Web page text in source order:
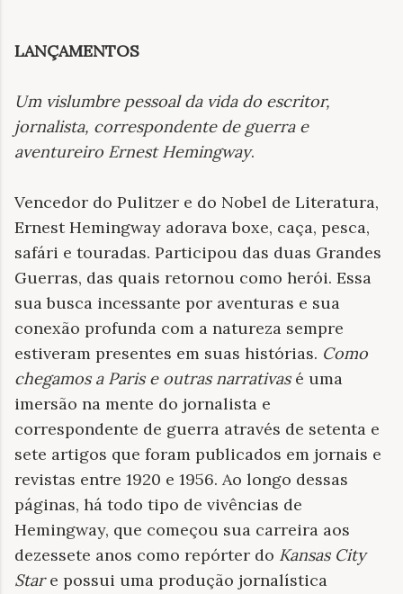
LANÇAMENTOS
Um vislumbre pessoal da vida do escritor,
jornalista, correspondente de guerra e
aventureiro Ernest Hemingway.
Vencedor do Pulitzer e do Nobel de Literatura,
Ernest Hemingway adorava boxe, caça, pesca,
safári e touradas. Participou das duas Grandes
Guerras, das quais retornou como herói. Essa
sua busca incessante por aventuras e sua
conexão profunda com a natureza sempre
estiveram presentes em suas histórias. Como
chegamos a Paris e outras narrativasé uma
imersão na mente do jornalista e
correspondente de guerra através de setenta e
sete artigos que foram publicados em jornais e
revistas entre 1920 e 1956. Ao longo dessas
páginas, há todo tipo de vivências de
Hemingway, que começou sua carreira aos
dezessete anos como repórter do Kansas City
Stare possui uma produção jornalística